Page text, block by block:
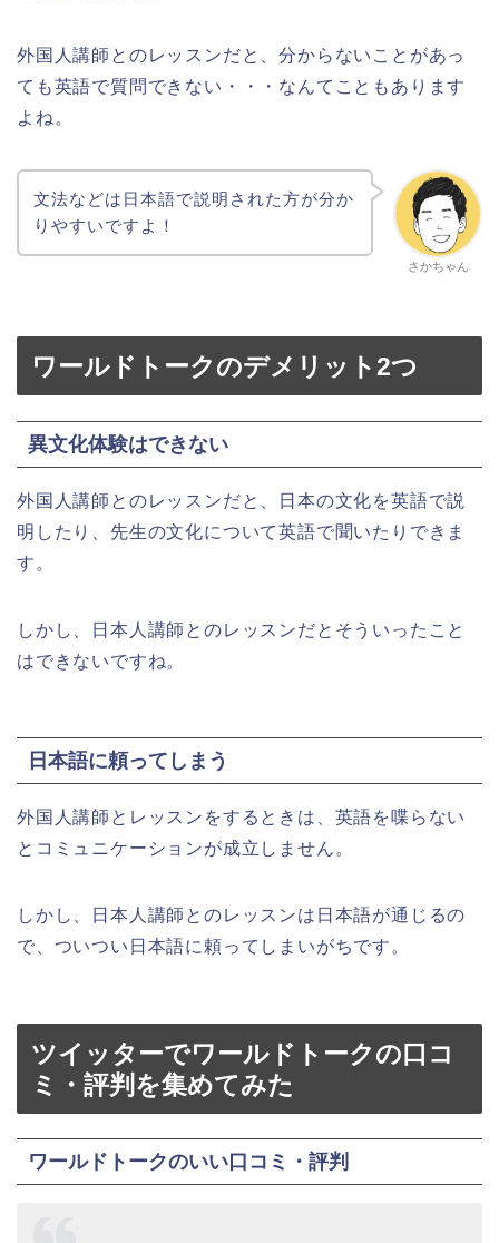
外国人講師とのレッスンだと、分からないことがあっ
ても英語で質問できない・・・なんてこともあります
よね。
さかちゃん
文法などは日本語で説明された方が分か
りやすいですよ！
ワールドトークのデメリット2つ
異文化体験はできない
外国人講師とのレッスンだと、日本の文化を英語で説
明したり、先生の文化について英語で聞いたりできま
す。
しかし、日本人講師とのレッスンだとそういったこと
はできないですね。
日本語に頼ってしまう
外国人講師とレッスンをするときは、英語を喋らない
とコミュニケーションが成立しません。
しかし、日本人講師とのレッスンは日本語が通じるの
で、ついつい日本語に頼ってしまいがちです。
ツイッターでワールドトークの口コ
ミ・評判を集めてみた
ワールドトークのいい口コミ・評判